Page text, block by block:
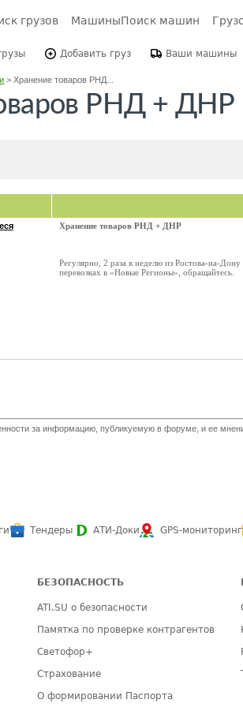
грузов МашиныПоиск машин
Добавить груз Ваши машины
>Хранение товаров РНД...
РНД + ДНР
Хранение товаров РНД + ДНР
Регулярно, 2 раза в неделю из Ростова-на-
перевозках в «Новые Регионы», обращайтесь.
за информацию, публикуемую в форуме, и ее
Тендеры АТИ-Доки GPS-мониторинг
БЕЗОПАСНОСТЬ
ATI.SU о безопасности
Памятка по проверке контрагентов
Светофор+
Страхование
О формировании Паспорта